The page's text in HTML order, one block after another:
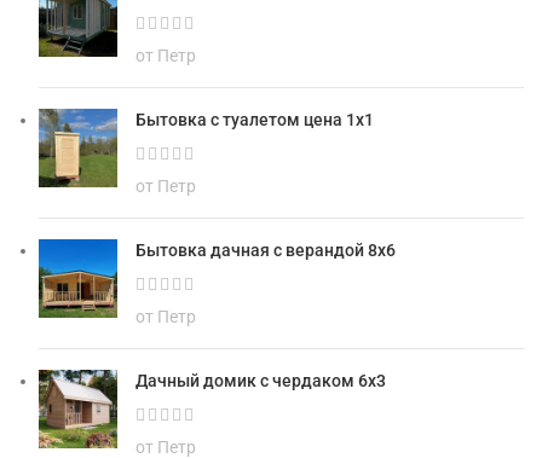
от Петр
Бытовка с туалетом цена 1х1
от Петр
Бытовка дачная с верандой 8х6
от Петр
Дачный домик с чердаком 6х3
от Петр